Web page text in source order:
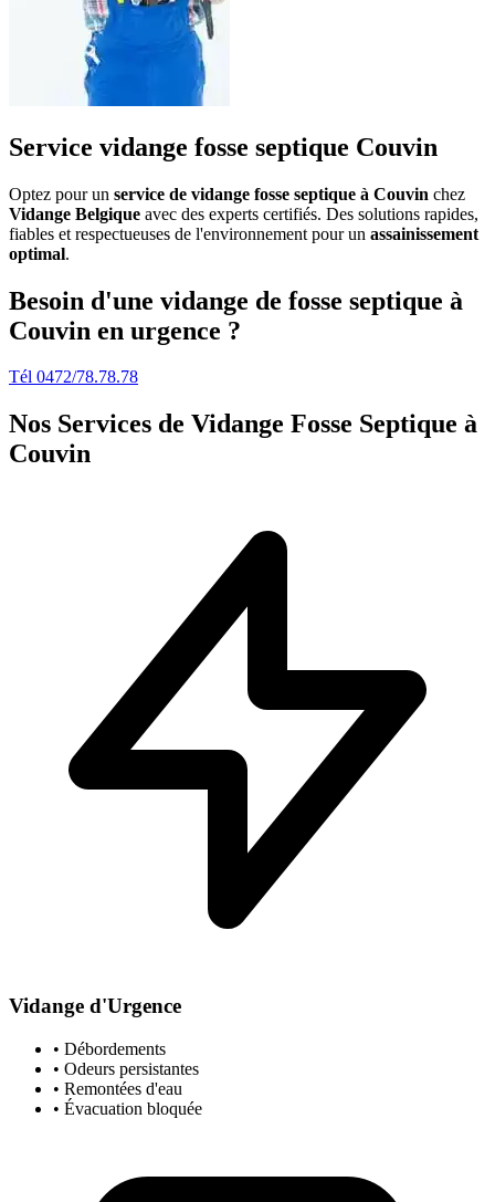
Service vidange fosse septique Couvin
Optez pour un service de vidange fosse septique à Couvin chez
Vidange Belgique avec des experts certifiés. Des solutions rapides,
fiables et respectueuses de l'environnement pour un assainissement
optimal.
Besoin d'une vidange de fosse septique à
Couvin en urgence ?
Tél 0472/78.78.78
Nos Services de Vidange Fosse Septique à
Couvin
Vidange d'Urgence
• Débordements
• Odeurs persistantes
• Remontées d'eau
• Évacuation bloquée